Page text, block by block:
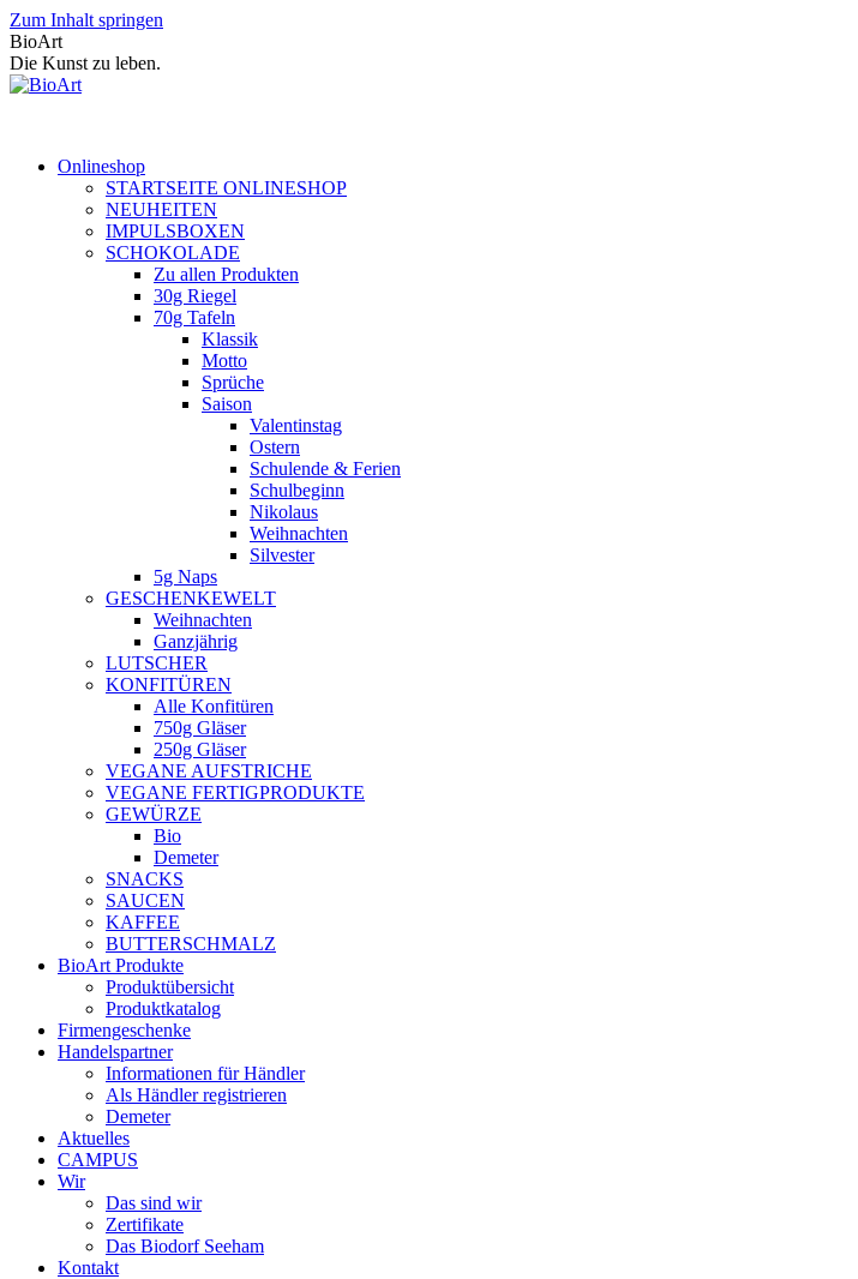
Zum Inhalt springen
BioArt
Die Kunst zu leben.
Onlineshop
STARTSEITE ONLINESHOP
NEUHEITEN
IMPULSBOXEN
SCHOKOLADE
Zu allen Produkten
30g Riegel
70g Tafeln
Klassik
Motto
Sprüche
Saison
Valentinstag
Ostern
Schulende & Ferien
Schulbeginn
Nikolaus
Weihnachten
Silvester
5g Naps
GESCHENKEWELT
Weihnachten
Ganzjährig
LUTSCHER
KONFITÜREN
Alle Konfitüren
750g Gläser
250g Gläser
VEGANE AUFSTRICHE
VEGANE FERTIGPRODUKTE
GEWÜRZE
Bio
Demeter
SNACKS
SAUCEN
KAFFEE
BUTTERSCHMALZ
BioArt Produkte
Produktübersicht
Produktkatalog
Firmengeschenke
Handelspartner
Informationen für Händler
Als Händler registrieren
Demeter
Aktuelles
CAMPUS
Wir
Das sind wir
Zertifikate
Das Biodorf Seeham
Kontakt